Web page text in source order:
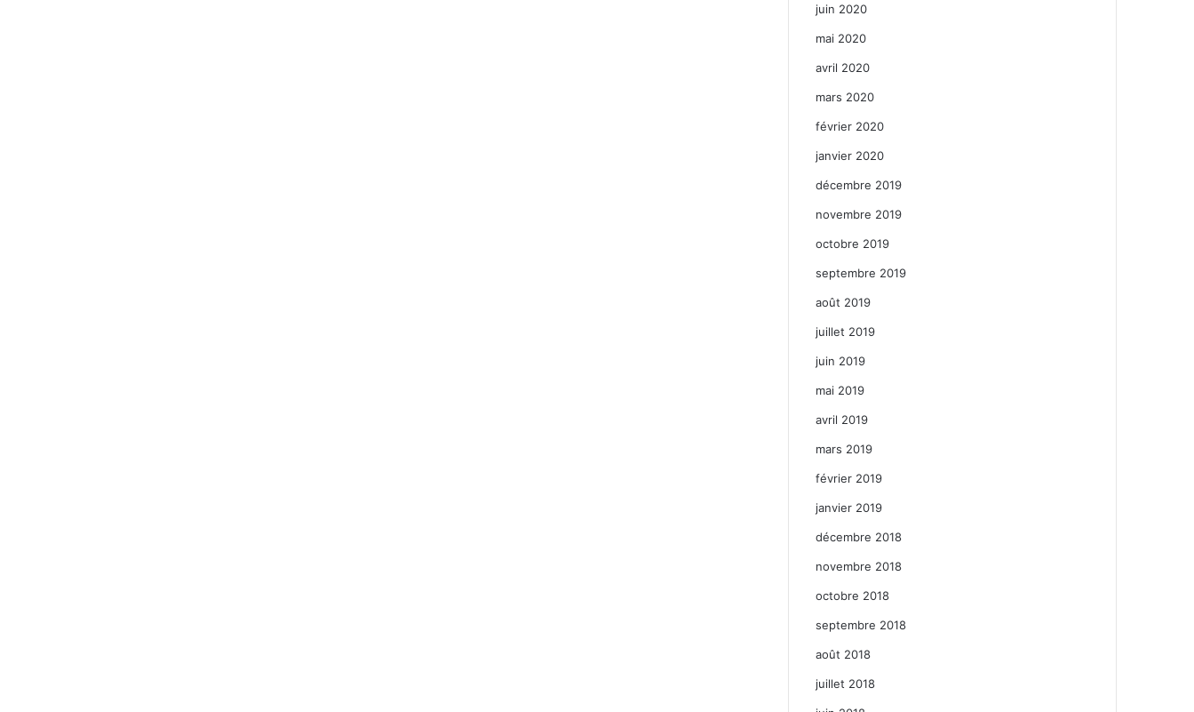
juin 2020
mai 2020
avril 2020
mars 2020
février 2020
janvier 2020
décembre 2019
novembre 2019
octobre 2019
septembre 2019
août 2019
juillet 2019
juin 2019
mai 2019
avril 2019
mars 2019
février 2019
janvier 2019
décembre 2018
novembre 2018
octobre 2018
septembre 2018
août 2018
juillet 2018